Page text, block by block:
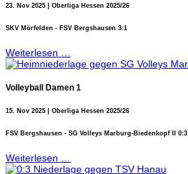
23. Nov 2025 | Oberliga Hessen 2025/26
SKV Mörfelden - FSV Bergshausen 3:1
Weiterlesen …
Volleyball Damen 1
15. Nov 2025 | Oberliga Hessen 2025/26
FSV Bergshausen - SG Volleys Marburg-Biedenkopf II 0:3
Weiterlesen …